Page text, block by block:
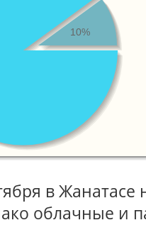
10%
в Жанатасе
облачные и